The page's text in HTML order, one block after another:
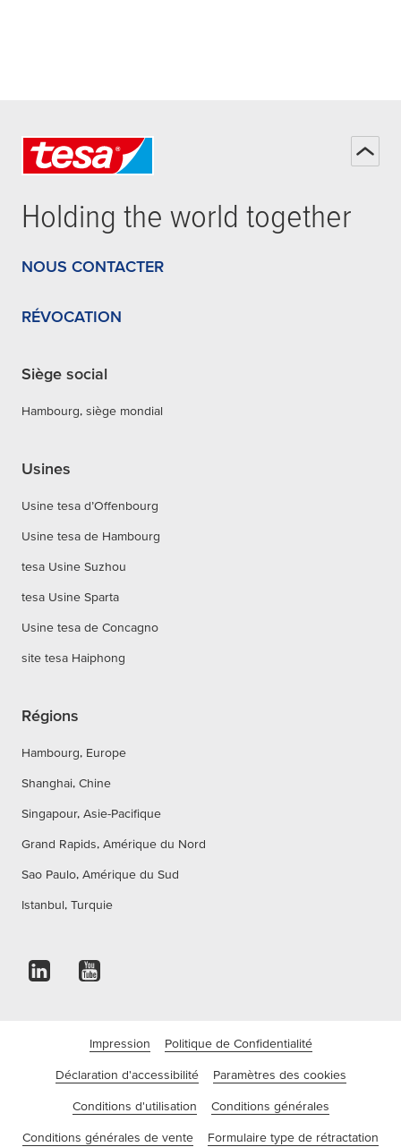
Holding the world together
NOUS CONTACTER
RÉVOCATION
Siège social
Hambourg, siège mondial
Usines
Usine tesa d’Offenbourg
Usine tesa de Hambourg
tesa Usine Suzhou
tesa Usine Sparta
Usine tesa de Concagno
site tesa Haiphong
Régions
Hambourg, Europe
Shanghai, Chine
Singapour, Asie-Pacifique
Grand Rapids, Amérique du Nord
Sao Paulo, Amérique du Sud
Istanbul, Turquie
Impression Politique de Confidentialité
Déclaration d'accessibilité Paramètres des cookies
Conditions d'utilisation Conditions générales
Conditions générales de vente Formulaire type de rétractation